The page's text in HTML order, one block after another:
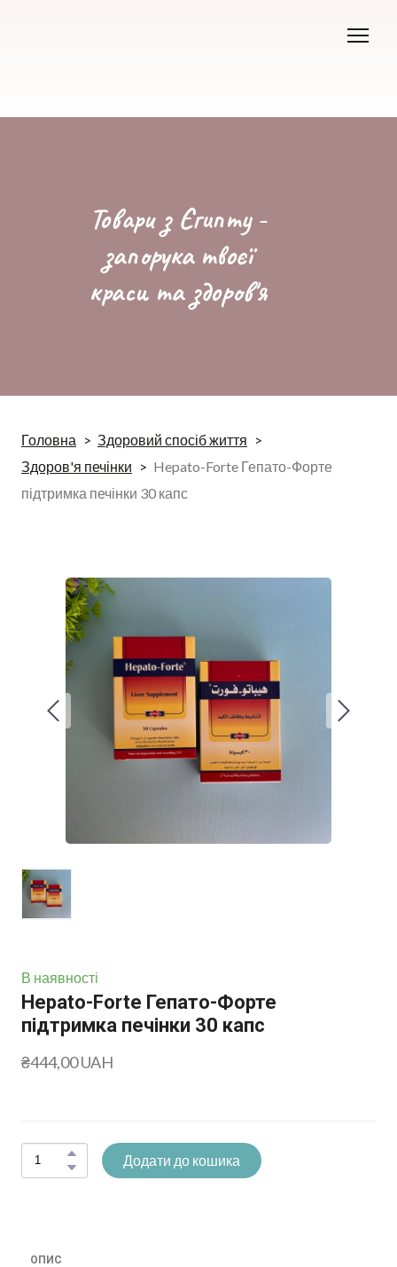
Товари з Єгипту -
запорука твоєї
краси та здоров'я
Головна
Здоровий спосіб життя
Здоров'я печінки
Hepato-Forte Гепато-Форте
підтримка печінки 30 капс
В наявності
Hepato-Forte Гепато-Форте
підтримка печінки 30 капс
₴444,00 UAH
Додати до кошика
ОПИС